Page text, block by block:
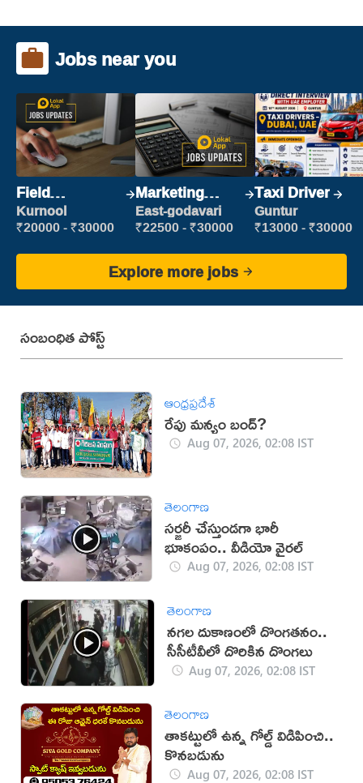
Jobs near you
Field
Marketing
Executive
Kurnool
₹20000 - ₹30000
Marketing
Executive
East-godavari
₹22500 - ₹30000
Taxi Driver
Guntur
₹13000 - ₹30000
Explore more jobs
సంబంధిత పోస్ట్
ఆంధ్రప్రదేశ్
రేపు మన్యం బంద్‌?
Aug 07, 2026, 02:08 IST
తెలంగాణ
సర్జరీ చేస్తుండగా భారీ
భూకంపం.. వీడియో వైరల్
Aug 07, 2026, 02:08 IST
తెలంగాణ
నగల దుకాణంలో దొంగతనం..
సీసీటీవీలో దొరికిన దొంగలు
Aug 07, 2026, 02:08 IST
తెలంగాణ
తాకట్టులో ఉన్న గోల్డ్ విడిపించి..
కొనబడును
Aug 07, 2026, 02:08 IST